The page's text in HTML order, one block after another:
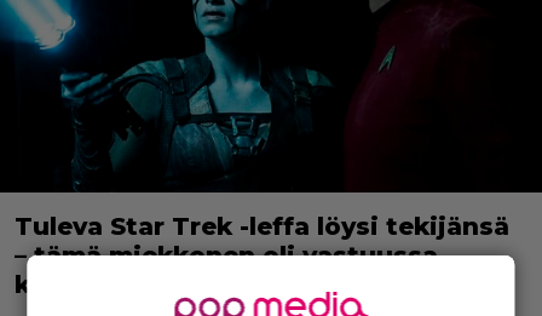
Tuleva Star Trek -leffa löysi tekijänsä
– tämä miekkonen oli vastuussa
kehutusta Legion-sarjasta